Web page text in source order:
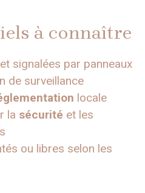
à connaître
signalées par panneaux
de surveillance
locale
la sécurité et les
ou libres selon les